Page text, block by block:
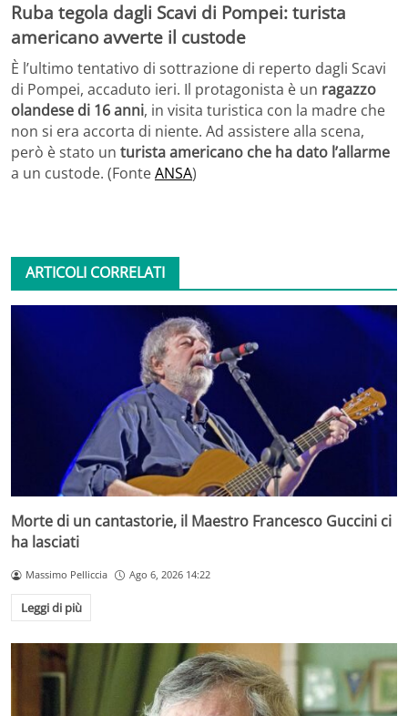
Ruba tegola dagli Scavi di Pompei: turista
americano avverte il custode
È l’ultimo tentativo di sottrazione di reperto dagli Scavi
di Pompei, accaduto ieri. Il protagonista è un ragazzo
olandese di 16 anni, in visita turistica con la madre che
non si era accorta di niente. Ad assistere alla scena,
però è stato un turista americano che ha dato l’allarme
a un custode. (FonteANSA)
ARTICOLI CORRELATI
Morte di un cantastorie, il Maestro Francesco Guccini ci
ha lasciati
Massimo Pelliccia Ago 6, 2026 14:22
Leggi di più